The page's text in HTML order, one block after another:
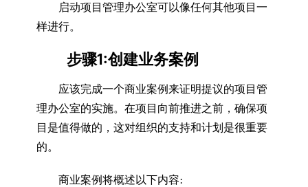
启动项目管理办公室可以像任何其他项目一
样进行。
步骤1:创建业务案例
应该完成一个商业案例来证明提议的项目管
理办公室的实施。在项目向前推进之前，确保项
目是值得做的，这对组织的支持和计划是很重要
的。
商业案例将概述以下内容: